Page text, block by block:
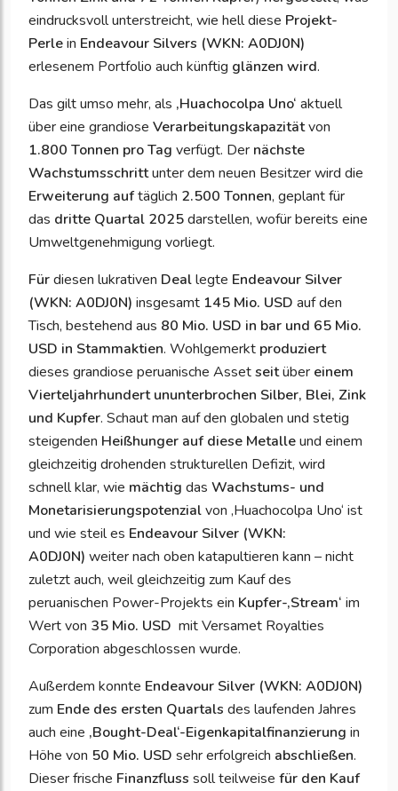
eindrucksvoll unterstreicht, wie hell diese Projekt-
Perlein Endeavour Silvers (WKN: A0DJ0N)
erlesenem Portfolio auch künftig glänzen wird.
Das gilt umso mehr, als ‚Huachocolpa Uno‘ aktuell
über eine grandiose Verarbeitungskapazitätvon
1.800 Tonnen pro Tag verfügt. Der nächste
Wachstumsschrittunter dem neuen Besitzer wird die
Erweiterung auftäglich 2.500 Tonnen, geplant für
das dritte Quartal 2025darstellen, wofür bereits eine
Umweltgenehmigung vorliegt.
Fürdiesen lukrativen Deallegte Endeavour Silver
(WKN: A0DJ0N) insgesamt 145 Mio. USD auf den
Tisch, bestehend aus 80 Mio. USD in bar und 65 Mio.
USD in Stammaktien. Wohlgemerkt produziert
dieses grandiose peruanische Assetseitüber einem
Vierteljahrhundert ununterbrochen Silber, Blei, Zink
und Kupfer. Schaut man auf den globalen und stetig
steigenden Heißhunger auf diese Metalleund einem
gleichzeitig drohenden strukturellen Defizit, wird
schnell klar, wie mächtig das Wachstums- und
Monetarisierungspotenzialvon ‚Huachocolpa Uno‘ ist
und wie steil es Endeavour Silver (WKN:
A0DJ0N) weiter nach oben katapultieren kann – nicht
zuletzt auch, weil gleichzeitig zum Kauf des
peruanischen Power-Projekts ein Kupfer-‚Stream‘ im
Wert von 35 Mio. USD mit Versamet Royalties
Corporation abgeschlossen wurde.
Außerdem konnte Endeavour Silver (WKN: A0DJ0N)
zum Ende des ersten Quartals des laufenden Jahres
auch eine ‚Bought-Deal‘-Eigenkapitalfinanzierung in
Höhe von 50 Mio. USD sehr erfolgreich abschließen.
Dieser frische Finanzfluss soll teilweise für den Kauf